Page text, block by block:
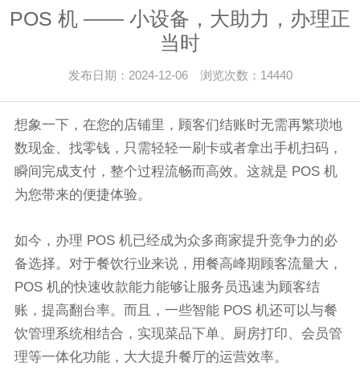
POS 机 —— 小设备，大助力，办理正
当时
发布日期：2024-12-06 浏览次数：14440
想象一下，在您的店铺里，顾客们结账时无需再繁琐地
数现金、找零钱，只需轻轻一刷卡或者拿出手机扫码，
瞬间完成支付，整个过程流畅而高效。这就是 POS 机
为您带来的便捷体验。
如今，办理 POS 机已经成为众多商家提升竞争力的必
备选择。对于餐饮行业来说，用餐高峰期顾客流量大，
POS 机的快速收款能力能够让服务员迅速为顾客结
账，提高翻台率。而且，一些智能 POS 机还可以与餐
饮管理系统相结合，实现菜品下单、厨房打印、会员管
理等一体化功能，大大提升餐厅的运营效率。